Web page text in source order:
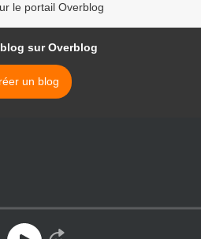
le portail Overblog
sur Overblog
un blog